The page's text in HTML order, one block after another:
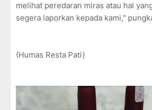
melihat peredaran miras atau hal
segera laporkan kepada kami,"
(Humas Resta Pati)